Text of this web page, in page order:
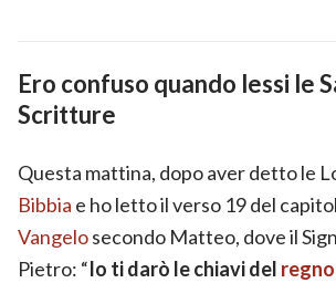
Ero confuso quando lessi le
Scritture
Questa mattina, dopo aver detto le
Bibbia e ho letto il verso 19 del
Vangelosecondo Matteo, dove il
Pietro: “Io ti darò le chiavi del